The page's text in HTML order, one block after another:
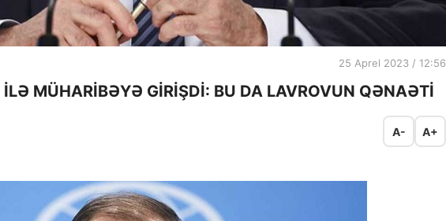
25 Aprel 2023 / 12:56
MÜHARİBƏYƏ GİRİŞDİ: BU DA LAVROVUN QƏNAƏTİ
A- A+